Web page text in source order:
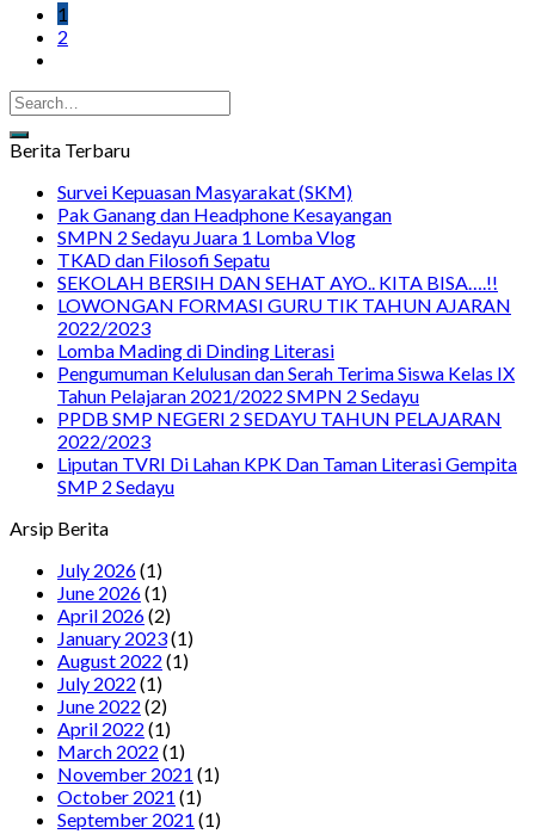
1
2
Berita Terbaru
Survei Kepuasan Masyarakat (SKM)
Pak Ganang dan Headphone Kesayangan
SMPN 2 Sedayu Juara 1 Lomba Vlog
TKAD dan Filosofi Sepatu
SEKOLAH BERSIH DAN SEHAT AYO.. KITA BISA….!!
LOWONGAN FORMASI GURU TIK TAHUN AJARAN
2022/2023
Lomba Mading di Dinding Literasi
Pengumuman Kelulusan dan Serah Terima Siswa Kelas IX
Tahun Pelajaran 2021/2022 SMPN 2 Sedayu
PPDB SMP NEGERI 2 SEDAYU TAHUN PELAJARAN
2022/2023
Liputan TVRI Di Lahan KPK Dan Taman Literasi Gempita
SMP 2 Sedayu
Arsip Berita
July 2026(1)
June 2026(1)
April 2026(2)
January 2023(1)
August 2022 (1)
July 2022 (1)
June 2022 (2)
April 2022 (1)
March 2022 (1)
November 2021 (1)
October 2021 (1)
September 2021 (1)